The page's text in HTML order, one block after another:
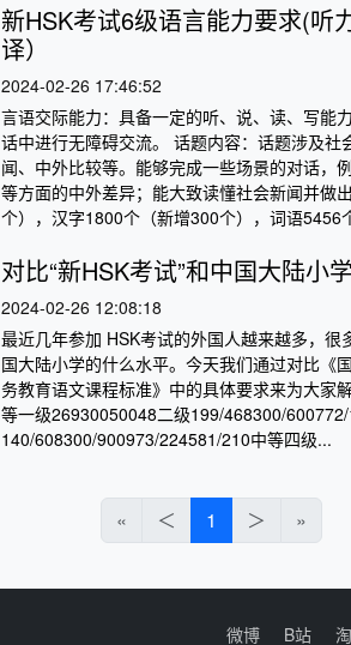
新HSK考试6级语言能力要求(听
译）
2024-02-26 17:46:52
言语交际能力：具备一定的听、说、读、写能
话中进行无障碍交流。 话题内容：话题涉及
闻、中外比较等。能够完成一些场景的对话，
等方面的中外差异；能大致读懂社会新闻并做
个），汉字1800个（新增300个），词语5456
对比“新HSK考试”和中国大陆小
2024-02-26 12:08:18
最近几年参加 HSK考试的外国人越来越多，
国大陆小学的什么水平。今天我们通过对比《
务教育语文课程标准》中的具体要求来为大家
等一级26930050048二级199/468300/
140/608300/900973/224581/210中等四级...
« ＜ 1 ＞ »
微博 B站